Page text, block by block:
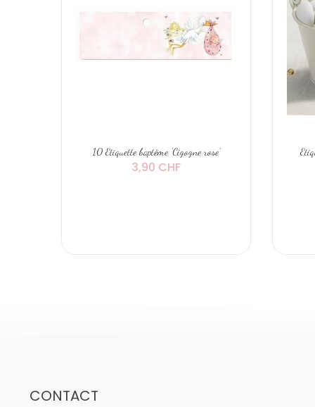
10 Etiquette baptême 'Cigogne rose'
3,90 CHF
CONTACT